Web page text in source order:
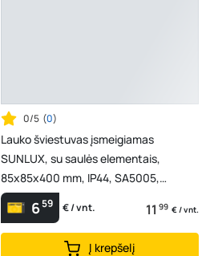
0/5 (0)
Lauko šviestuvas įsmeigiamas
SUNLUX, su saulės elementais,
85x85x400 mm, IP44, SA5005,
A171770017
659 € / vnt. 11 99 € / vnt.
Į krepšelį